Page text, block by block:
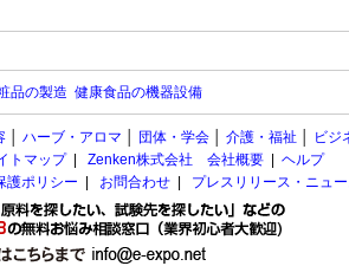
品の製造 健康食品の機器設備
ハーブ・アロマ 団体・学会 介護・福祉
ビジ
トマップ| Zenken株式会社 会社概要
ヘルプ
護ポリシー お問合わせ プレスリリース・ニュ